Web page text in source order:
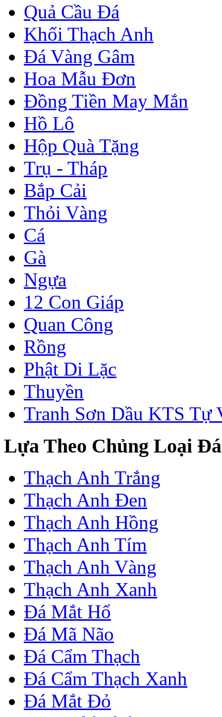
Quả Cầu Đá
Khối Thạch Anh
Đá Vàng Gâm
Hoa Mẫu Đơn
Đồng Tiền May Mắn
Hồ Lô
Hộp Quà Tặng
Trụ - Tháp
Bắp Cải
Thỏi Vàng
Cá
Gà
Ngựa
12 Con Giáp
Quan Công
Rồng
Phật Di Lặc
Thuyền
Tranh Sơn Dầu KTS Tự
Lựa Theo Chủng Loại Đá
Thạch Anh Trắng
Thạch Anh Đen
Thạch Anh Hồng
Thạch Anh Tím
Thạch Anh Vàng
Thạch Anh Xanh
Đá Mắt Hổ
Đá Mã Não
Đá Cẩm Thạch
Đá Cẩm Thạch Xanh
Đá Mắt Đỏ